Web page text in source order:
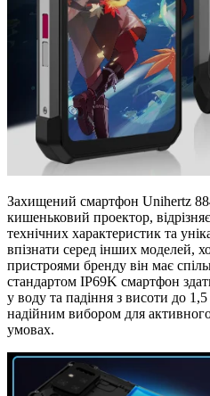
Захищений смартфон Unihertz
кишеньковий проектор,
технічних характеристик та
впізнати серед інших моделей,
пристроями бренду він має
стандартом IP69K смартфон
у воду та падіння з висоти до
надійним вибором для
умовах.